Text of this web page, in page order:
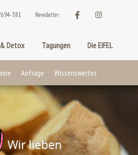
381 Newsletter
Detox Tagungen Die EIFEL
Anfrage Wissenswertes